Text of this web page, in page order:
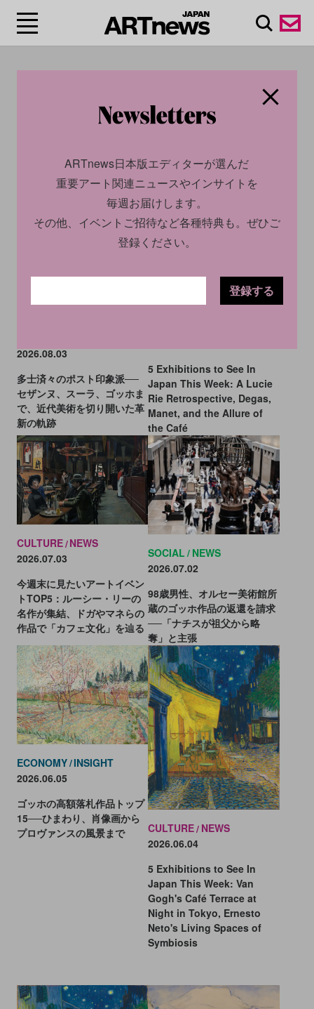
#フィンセント・ファ
ン・ゴッホ/Vincent van
2026.08.03
多士済々のポスト印象派──
セザンヌ、スーラ、ゴッホま
で、近代美術を切り開いた革
新の軌跡
5 Exhibitions to See In
Japan This Week: A Lucie
Rie Retrospective, Degas,
Manet, and the Allure of
the Café
CULTURE NEWS
2026.07.03
今週末に見たいアートイベン
トTOP5：ルーシー・リーの
名作が集結、ドガやマネらの
作品で「カフェ文化」を辿る
SOCIAL NEWS
2026.07.02
98歳男性、オルセー美術館所
蔵のゴッホ作品の返還を請求
──「ナチスが祖父から略
奪」と主張
ECONOMY INSIGHT
2026.06.05
ゴッホの高額落札作品トップ
15──ひまわり、肖像画から
プロヴァンスの風景まで
CULTURE NEWS
2026.06.04
5 Exhibitions to See In
Japan This Week: Van
Gogh's Café Terrace at
Night in Tokyo, Ernesto
Neto's Living Spaces of
Symbiosis
ARTnews日本版エディターが選んだ
重要アート関連ニュースやインサイトを
毎週お届けします。
その他、イベントご招待など各種特典も。ぜひご
登録ください。
登録する